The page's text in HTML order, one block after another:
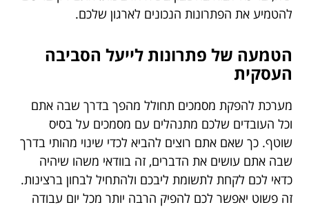
להטמיע את הפתרונות הנכונים לארגון שלכם.
הטמעה של פתרונות לייעל הסביבה
העסקית
מערכת להפקת מסמכים תחולל מהפך בדרך שבה אתם
וכל העובדים שלכם מתנהלים עם מסמכים על בסיס
שוטף. כך שאם אתם רוצים להביא לכדי שינוי מהותי בדרך
שבה אתם עושים את הדברים, זה בוודאי משהו שיהיה
כדאי לכם לקחת לתשומת ליבכם ולהתחיל לבחון ברצינות.
זה פשוט יאפשר לכם להפיק הרבה יותר מכל יום עבודה